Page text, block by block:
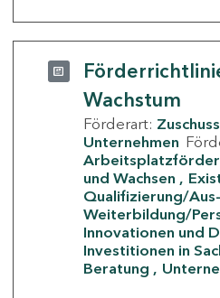
Wachstum
Förderart: Zuschuss
Unternehmen
und Wachsen
Qualifizierung/
Weiterbildung/
Innovationen und
Investitionen in
Beratung